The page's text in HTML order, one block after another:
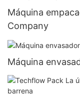
Máquina
Company
Máquina